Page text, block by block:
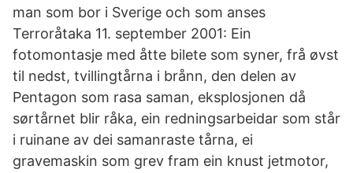
man som bor i Sverige och som anses
Terroråtaka 11. september 2001: Ein
fotomontasje med åtte bilete som syner, frå øvst
til nedst, tvillingtårna i brånn, den delen av
Pentagon som rasa saman, eksplosjonen då
sørtårnet blir råka, ein redningsarbeidar som står
i ruinane av dei samanraste tårna, ei
gravemaskin som grev fram ein knust jetmotor,